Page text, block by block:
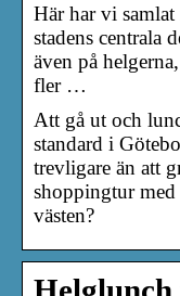
Här har vi samlat
stadens centrala
även på
fler …
Att gå ut och
standard i
trevligare än att
shoppingtur
västen?